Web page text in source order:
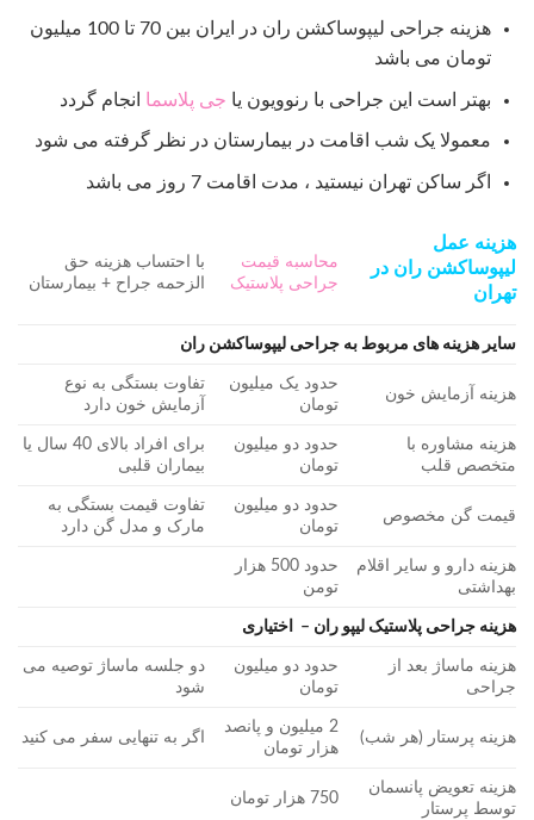
هزینه جراحی لیپوساکشن ران در ایران بین 70 تا 100 میلیون
تومان می باشد
بهتر است این جراحی با رنوویون یا جی پلاسما انجام گردد
معمولا یک شب اقامت در بیمارستان در نظر گرفته می شود
اگر ساکن تهران نیستید ، مدت اقامت 7 روز می باشد
هزینه عمل
لیپوساکشن ران در
تهران
محاسبه قیمت
جراحی پلاستیک
با احتساب هزینه حق
الزحمه جراح + بیمارستان
سایر هزینه های مربوط به جراحی لیپوساکشن ران
هزینه آزمایش خون
حدود یک میلیون
تومان
تفاوت بستگی به نوع
آزمایش خون دارد
هزینه مشاوره با
متخصص قلب
حدود دو میلیون
تومان
برای افراد بالای 40 سال یا
بیماران قلبی
قیمت گن مخصوص
حدود دو میلیون
تومان
تفاوت قیمت بستگی به
مارک و مدل گن دارد
هزینه دارو و سایر اقلام
بهداشتی
حدود 500 هزار
تومن
هزینه جراحی پلاستیک لیپو ران – اختیاری
هزینه ماساژ بعد از
جراحی
حدود دو میلیون
تومان
دو جلسه ماساژ توصیه می
شود
هزینه پرستار (هر شب)
2 میلیون و پانصد
هزار تومان
اگر به تنهایی سفر می کنید
هزینه تعویض پانسمان
توسط پرستار
750 هزار تومان